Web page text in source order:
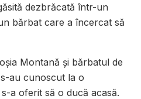
dezbrăcată într-un
bărbat care a încercat să
Montană şi bărbatul de
au cunoscut la o
a oferit să o ducă acasă.